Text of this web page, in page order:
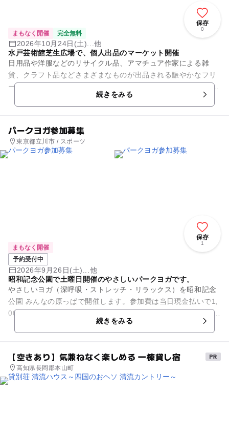
保存
0
まもなく開催 完全無料
2026年10月24日(土)...他
水戸芸術館芝生広場で、個人出品のマーケット開催
日用品や洋服などのリサイクル品、アマチュア作家による雑
貨、クラフト品などさまざまなものが出品される賑やかなフリ
ーマーケットです。 趣向を凝らしたディスプレイや、個性的な
アイテムにも注目。オンラ...続きをみる
パークヨガ参加募集
東京都立川市 / スポーツ
保存
1
まもなく開催
予約受付中
2026年9月26日(土)...他
昭和記念公園で土曜日開催のやさしいパークヨガです。
やさしいヨガ（深呼吸・ストレッチ・リラックス）を昭和記念
公園 みんなの原っぱで開催します。参加費は当日現金払いで1,
000円。定員は100名です。雨天中止で、雨天時はオンラインレ
続きをみる
【空きあり】気兼ねなく楽しめる 一棟貸し宿
高知県長岡郡本山町